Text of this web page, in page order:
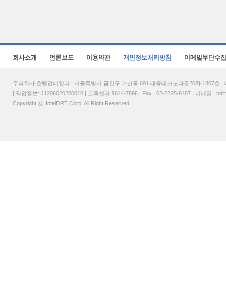
회사소개 언론보도 이용약관 개인정보처리방침 이메일무단수
주식회사 호텔업디알티 | 서울특별시 금천구 가산동 691 대륭테크노타운20차 1807
| 직업정보: J1206020200010 | 고객센터 1644-7896 | Fax : 02-2225-8487 | 이메일 :
Copyright ⓒHotelDRT Corp. All Right Reserved.